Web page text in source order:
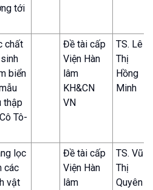
tới
chất
biển
thập
Tô-
Đề tài cấp
Viện Hàn
lâm
KH&CN
VN
TS. Lê
Thị
Hồng
Minh
lọc
các
vật
Đề tài cấp
Viện Hàn
lâm
TS. Vũ
Thị
Quyên